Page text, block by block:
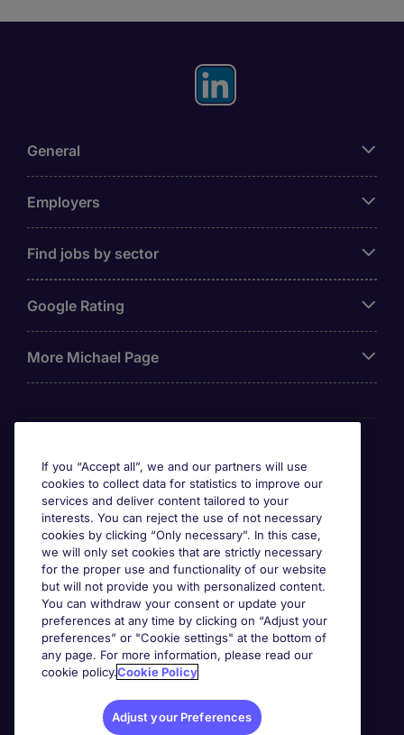
General
Employers
Find jobs by sector
Google Rating
More Michael Page
If you “Accept all”, we and our partners will use
cookies to collect data for statistics to improve our
services and deliver content tailored to your
interests. You can reject the use of not necessary
cookies by clicking “Only necessary”. In this case,
we will only set cookies that are strictly necessary
for the proper use and functionality of our website
but will not provide you with personalized content.
You can withdraw your consent or update your
preferences at any time by clicking on “Adjust your
preferences” or "Cookie settings" at the bottom of
any page. For more information, please read our
cookie policy.Cookie Policy
Adjust your Preferences